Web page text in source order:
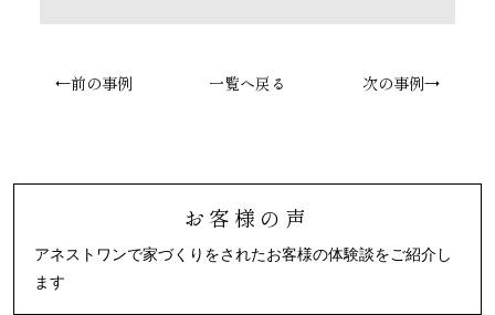
←前の事例 一覧へ戻る 次の事例→
お客様の声
アネストワンで家づくりをされたお客様の体験談をご紹介し
ます